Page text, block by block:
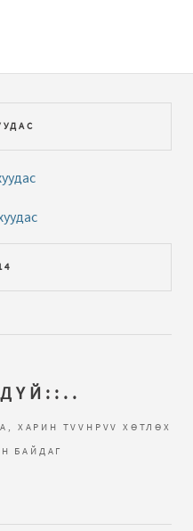
ХАРИН ТVVНРVV ХӨТЛӨХ
БАЙДАГ